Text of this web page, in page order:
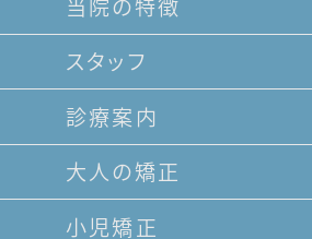
スタッフ
診療案内
大人の矯正
小児矯正